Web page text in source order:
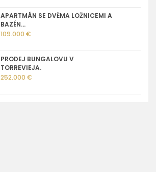
APARTMÁN SE DVĚMA LOŽNICEMI A
BAZÉN...
109.000 €
PRODEJ BUNGALOVU V
TORREVIEJA.
252.000 €